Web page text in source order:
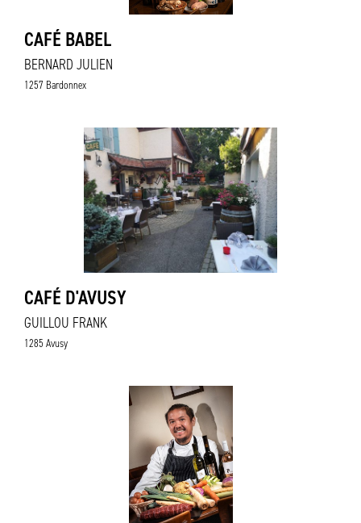
CAFÉ BABEL
BERNARD JULIEN
1257 Bardonnex
CAFÉ D'AVUSY
GUILLOU FRANK
1285 Avusy